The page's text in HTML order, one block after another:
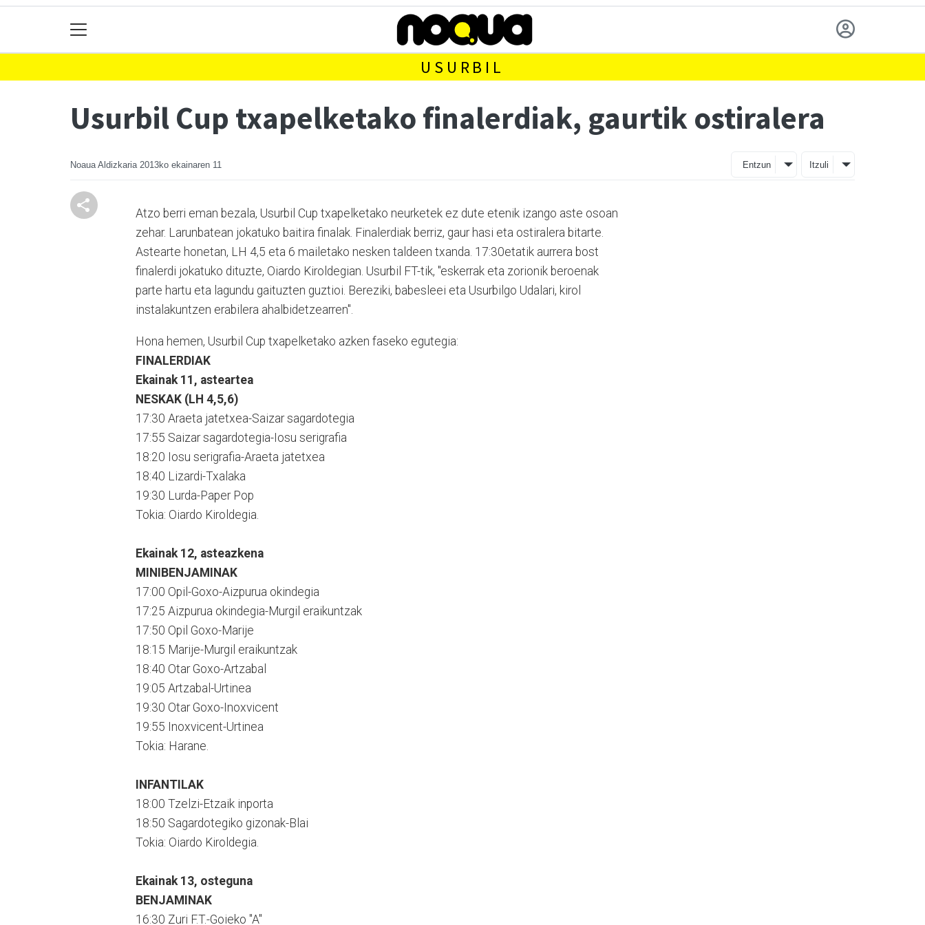
USURBIL
Usurbil Cup txapelketako finalerdiak, gaurtik ostiralera
Noaua Aldizkaria 2013ko ekainaren 11 Entzun Itzuli
Atzo berri eman bezala, Usurbil Cup txapelketako neurketek ez dute etenik izango aste osoan
zehar. Larunbatean jokatuko baitira finalak. Finalerdiak berriz, gaur hasi eta ostiralera bitarte.
Astearte honetan, LH 4,5 eta 6 mailetako nesken taldeen txanda. 17:30etatik aurrera bost
finalerdi jokatuko dituzte, Oiardo Kiroldegian. Usurbil FT-tik, "eskerrak eta zorionik beroenak
parte hartu eta lagundu gaituzten guztioi. Bereziki, babesleei eta Usurbilgo Udalari, kirol
instalakuntzen erabilera ahalbidetzearren".
Hona hemen, Usurbil Cup txapelketako azken faseko egutegia:
FINALERDIAK
Ekainak 11, asteartea
NESKAK (LH 4,5,6)
17:30 Araeta jatetxea-Saizar sagardotegia
17:55 Saizar sagardotegia-Iosu serigrafia
18:20 Iosu serigrafia-Araeta jatetxea
18:40 Lizardi-Txalaka
19:30 Lurda-Paper Pop
Tokia: Oiardo Kiroldegia.
Ekainak 12, asteazkena
MINIBENJAMINAK
17:00 Opil-Goxo-Aizpurua okindegia
17:25 Aizpurua okindegia-Murgil eraikuntzak
17:50 Opil Goxo-Marije
18:15 Marije-Murgil eraikuntzak
18:40 Otar Goxo-Artzabal
19:05 Artzabal-Urtinea
19:30 Otar Goxo-Inoxvicent
19:55 Inoxvicent-Urtinea
Tokia: Harane.
INFANTILAK
18:00 Tzelzi-Etzaik inporta
18:50 Sagardotegiko gizonak-Blai
Tokia: Oiardo Kiroldegia.
Ekainak 13, osteguna
BENJAMINAK
16:30 Zuri F.T.-Goieko "A"